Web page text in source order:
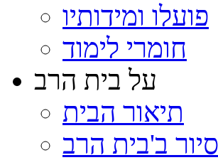
פועלו ומידותיו
חומרי לימוד
על בית הרב
תיאור הבית